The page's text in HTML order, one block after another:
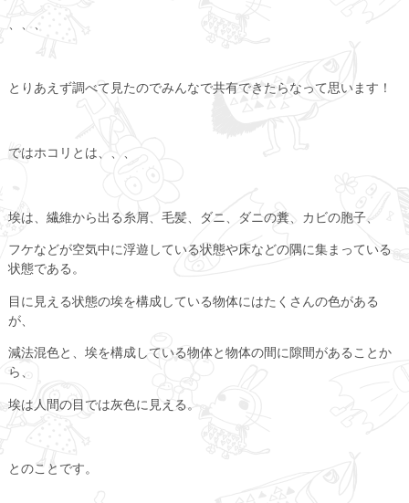
とりあえず調べて見たのでみんなで共有できたらなって思います！
ではホコリとは、、、
埃は、繊維から出る糸屑、毛髪、ダニ、ダニの糞、カビの胞子、
フケなどが空気中に浮遊している状態や床などの隅に集まっている
状態である。
目に見える状態の埃を構成している物体にはたくさんの色がある
が、
減法混色と、埃を構成している物体と物体の間に隙間があることか
ら、
埃は人間の目では灰色に見える。
とのことです。